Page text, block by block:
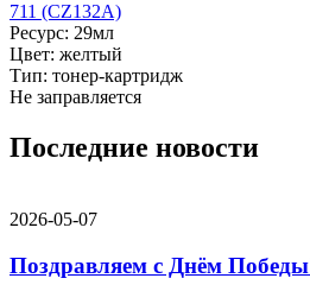
711 (CZ132A)
Ресурс: 29мл
Цвет: желтый
Тип: тонер-картридж
Не заправляется
Последние новости
2026-05-07
Поздравляем с Днём